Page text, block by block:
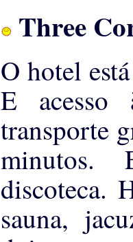
Three
O hotel
E acesso
transporte
minutos.
discoteca.
sauna,